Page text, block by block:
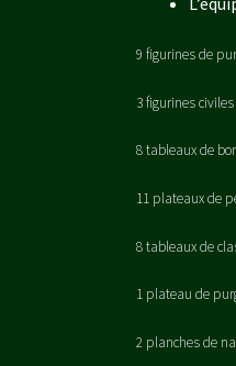
9 figurines de
3 figurines civiles
8 tableaux de
11 plateaux de
8 tableaux de
1 plateau de
2 planches de